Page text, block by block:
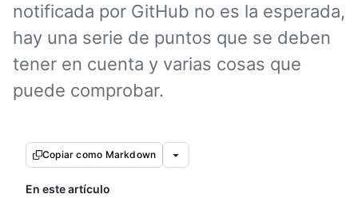
notificada por GitHub no es la esperada,
hay una serie de puntos que se deben
tener en cuenta y varias cosas que
puede comprobar.
Copiar como Markdown
En este artículo